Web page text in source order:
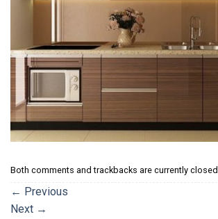
Both comments and trackbacks are currently closed.
← Previous
Next →